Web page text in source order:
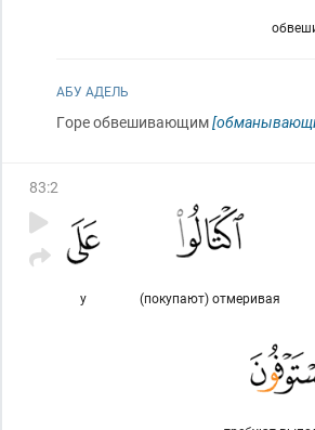
АБУ АДЕЛЬ
Горе обвешивающим
83:2
(покупают) отмеривая
у